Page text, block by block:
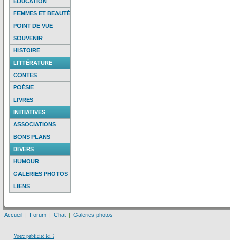
FEMMES ET BEAUTÉ
POINT DE VUE
SOUVENIR
HISTOIRE
LITTÉRATURE
CONTES
POÉSIE
LIVRES
INITIATIVES
ASSOCIATIONS
BONS PLANS
DIVERS
HUMOUR
GALERIES PHOTOS
LIENS
Accueil | Forum | Chat | Galeries photos
Votre publicité ici ?